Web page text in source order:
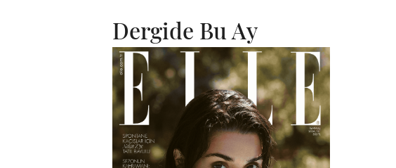
Dergide Bu Ay